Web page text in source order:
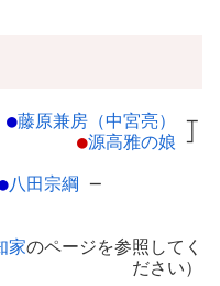
●藤原兼房（中宮亮）
┬
●源高雅の娘 ┘
八田宗綱 ─
家のページを参照してく
ださい）